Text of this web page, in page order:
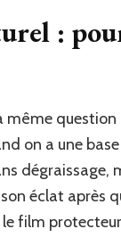
:
même
on a une
dégraissage,
éclat après
le film